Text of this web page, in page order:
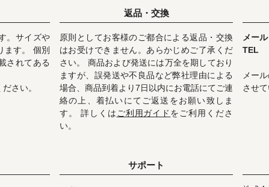
。サイズや
ます。 個別
されてある
さい。
返品・交換
原則としてお客様のご都合による返品・交換
はお受けできません。あらかじめご了承くだ
さい。 商品および発送には万全を期しており
ますが、誤発送や不良品など弊社理由による
場合、商品到着より7日以内にお電話にてご連
絡の上、着払いにてご返送をお願い致しま
す。 詳しくは ご利用ガイド をご利用くださ
い。
メール
TEL
メー
させ
サポート